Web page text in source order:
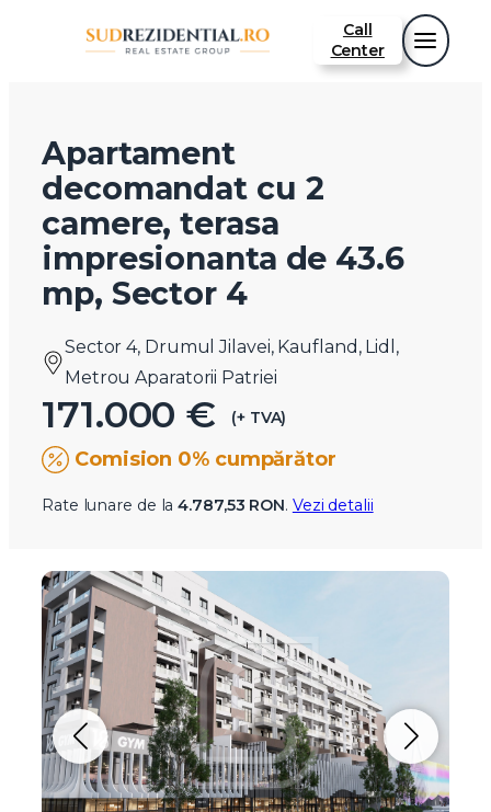
Call
Center
Apartament
decomandat cu 2
camere, terasa
impresionanta de 43.6
mp, Sector 4
Sector 4, Drumul Jilavei, Kaufland, Lidl,
Metrou Aparatorii Patriei
171.000 € (+ TVA)
Comision 0% cumpărător
Rate lunare de la4.787,53 RON. Vezi detalii